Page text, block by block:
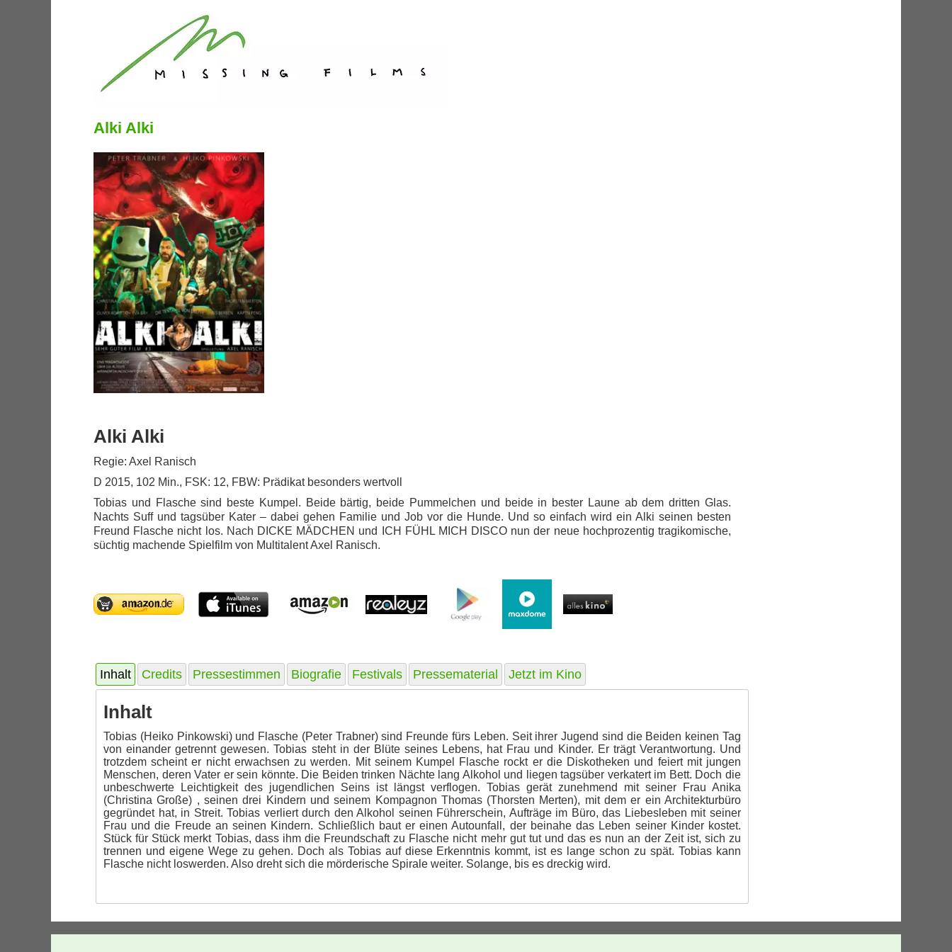
Alki Alki
Alki Alki
Regie: Axel Ranisch
D 2015, 102 Min., FSK: 12, FBW: Prädikat besonders wertvoll
Tobias und Flasche sind beste Kumpel. Beide bärtig, beide Pummelchen und beide in bester Laune ab dem dritten Glas.
Nachts Suff und tagsüber Kater – dabei gehen Familie und Job vor die Hunde. Und so einfach wird ein Alki seinen besten
Freund Flasche nicht los. Nach DICKE MÄDCHEN und ICH FÜHL MICH DISCO nun der neue hochprozentig tragikomische,
süchtig machende Spielfilm von Multitalent Axel Ranisch.
Inhalt Credits Pressestimmen Biografie Festivals Pressematerial Jetzt im Kino
Inhalt
Tobias (Heiko Pinkowski) und Flasche (Peter Trabner) sind Freunde fürs Leben. Seit ihrer Jugend sind die Beiden keinen Tag
von einander getrennt gewesen. Tobias steht in der Blüte seines Lebens, hat Frau und Kinder. Er trägt Verantwortung. Und
trotzdem scheint er nicht erwachsen zu werden. Mit seinem Kumpel Flasche rockt er die Diskotheken und feiert mit jungen
Menschen, deren Vater er sein könnte. Die Beiden trinken Nächte lang Alkohol und liegen tagsüber verkatert im Bett. Doch die
unbeschwerte Leichtigkeit des jugendlichen Seins ist längst verflogen. Tobias gerät zunehmend mit seiner Frau Anika
(Christina Große) , seinen drei Kindern und seinem Kompagnon Thomas (Thorsten Merten), mit dem er ein Architekturbüro
gegründet hat, in Streit. Tobias verliert durch den Alkohol seinen Führerschein, Aufträge im Büro, das Liebesleben mit seiner
Frau und die Freude an seinen Kindern. Schließlich baut er einen Autounfall, der beinahe das Leben seiner Kinder kostet.
Stück für Stück merkt Tobias, dass ihm die Freundschaft zu Flasche nicht mehr gut tut und das es nun an der Zeit ist, sich zu
trennen und eigene Wege zu gehen. Doch als Tobias auf diese Erkenntnis kommt, ist es lange schon zu spät. Tobias kann
Flasche nicht loswerden. Also dreht sich die mörderische Spirale weiter. Solange, bis es dreckig wird.